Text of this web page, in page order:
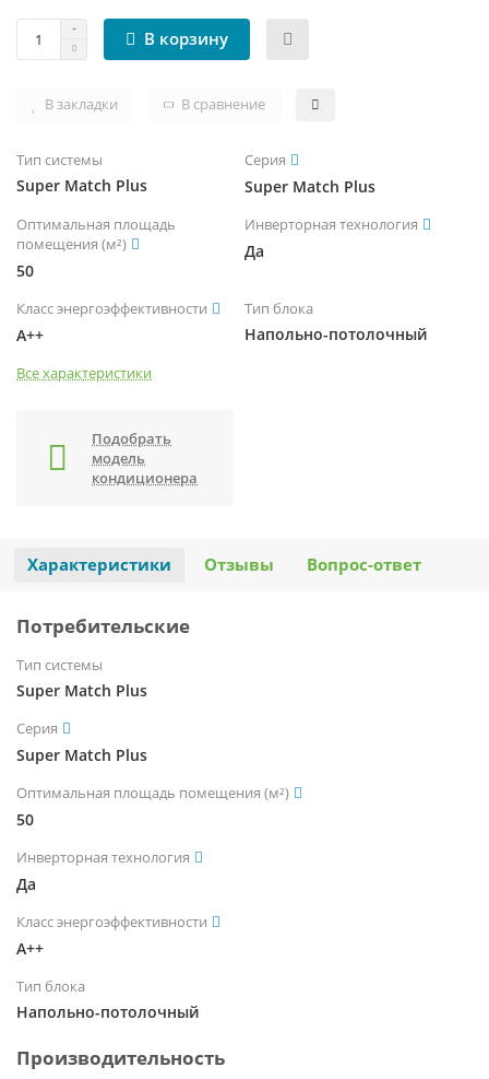
В корзину
В закладки В сравнение
Тип системы
Super Match Plus
Серия
Super Match Plus
Оптимальная площадь
помещения (м²)
50
Инверторная технология
Да
Класс энергоэффективности
A++
Тип блока
Напольно-потолочный
Все характеристики
Подобрать
модель
кондиционера
Характеристики Отзывы Вопрос-ответ
Потребительские
Тип системы
Super Match Plus
Серия
Super Match Plus
Оптимальная площадь помещения (м²)
50
Инверторная технология
Да
Класс энергоэффективности
A++
Тип блока
Напольно-потолочный
Производительность